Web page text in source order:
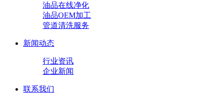
油品在线净化
油品OEM加工
管道清洗服务
新闻动态
行业资讯
企业新闻
联系我们